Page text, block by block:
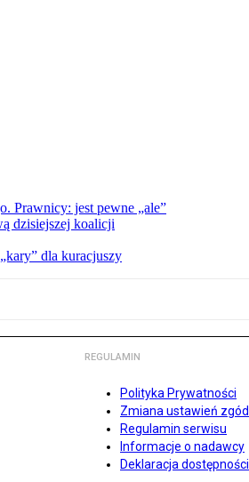
Prawnicy: jest pewne „ale”
dzisiejszej koalicji
dla kuracjuszy
REGULAMIN
Polityka Prywatności
Zmiana ustawień zgód
Regulamin serwisu
Informacje o nadawcy
Deklaracja dostępności